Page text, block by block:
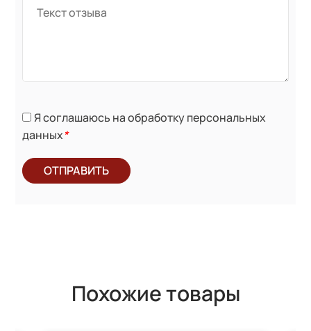
Я соглашаюсь на обработку персональных
данных*
ОТПРАВИТЬ
Похожие товары